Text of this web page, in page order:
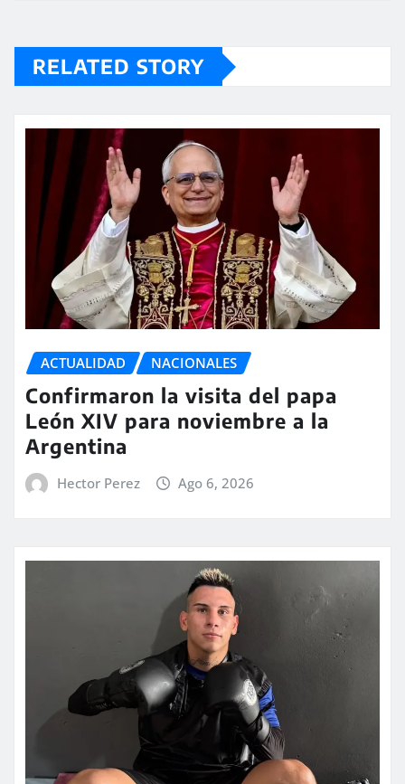
RELATED STORY
ACTUALIDAD NACIONALES
Confirmaron la visita del papa
León XIV para noviembre a la
Argentina
Hector Perez Ago 6, 2026